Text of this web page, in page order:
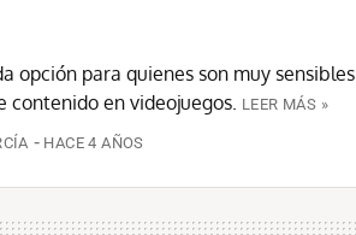
opción para quienes son muy sensibles
contenido en videojuegos. LEER MÁS »
HACE 4 AÑOS